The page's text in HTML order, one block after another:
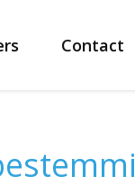
Contact